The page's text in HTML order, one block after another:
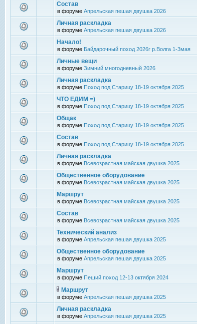
Состав
в форуме Апрельская пешая двушка 2026
Личная раскладка
в форуме Апрельская пешая двушка 2026
Начало!
в форуме Байдарочный поход 2026г р.Волга 1-3мая
Личные вещи
в форуме Зимний многодневный 2026
Личная раскладка
в форуме Поход под Старицу 18-19 октября 2025
ЧТО ЕДИМ =)
в форуме Поход под Старицу 18-19 октября 2025
Общак
в форуме Поход под Старицу 18-19 октября 2025
Состав
в форуме Поход под Старицу 18-19 октября 2025
Личная раскладка
в форуме Всевозрастная майская двушка 2025
Общественное оборудование
в форуме Всевозрастная майская двушка 2025
Маршрут
в форуме Всевозрастная майская двушка 2025
Состав
в форуме Всевозрастная майская двушка 2025
Технический анализ
в форуме Апрельская пешая двушка 2025
Общественное оборудование
в форуме Апрельская пешая двушка 2025
Маршрут
в форуме Пеший поход 12-13 октября 2024
Маршрут
в форуме Апрельская пешая двушка 2025
Личная раскладка
в форуме Апрельская пешая двушка 2025